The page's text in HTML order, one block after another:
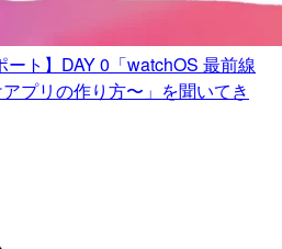
ート】DAY 0「watchOS 最前線
プリの作り方〜」を聞いてき